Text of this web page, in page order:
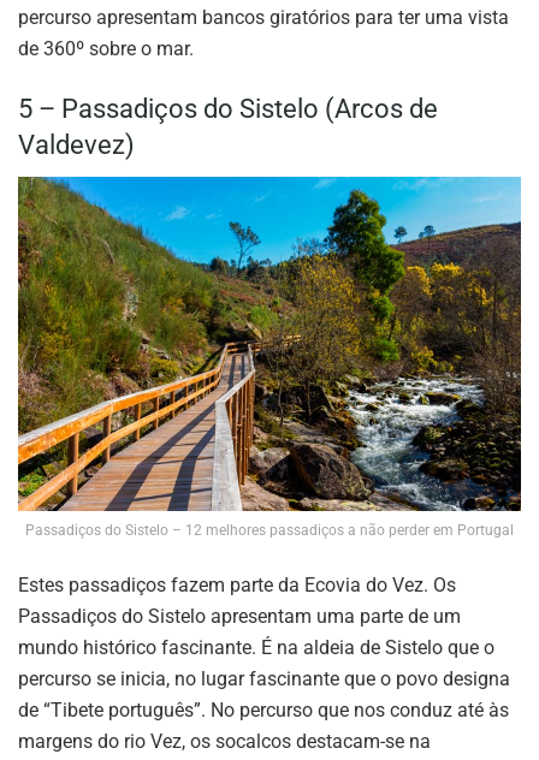
percurso apresentam bancos giratórios para ter uma vista
de 360º sobre o mar.
5 – Passadiços do Sistelo (Arcos de
Valdevez)
Passadiços do Sistelo – 12 melhores passadiços a não perder em Portugal
Estes passadiços fazem parte da Ecovia do Vez. Os
Passadiços do Sistelo apresentam uma parte de um
mundo histórico fascinante. É na aldeia de Sistelo que o
percurso se inicia, no lugar fascinante que o povo designa
de “Tibete português”. No percurso que nos conduz até às
margens do rio Vez, os socalcos destacam-se na